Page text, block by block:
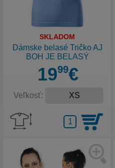
SKLADOM
Dámske belasé Tričko AJ
BOH JE BELASÝ
1999€
Veľkosť: